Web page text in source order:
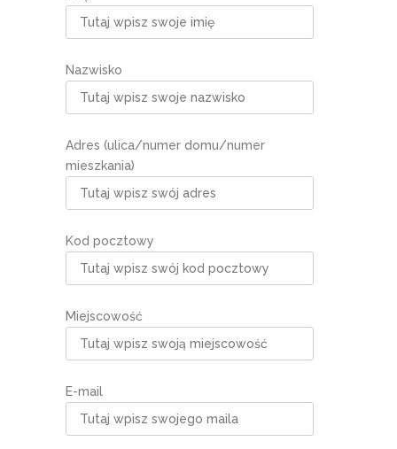
Nazwisko
Adres (ulica/numer domu/numer
mieszkania)
Kod pocztowy
Miejscowość
E-mail